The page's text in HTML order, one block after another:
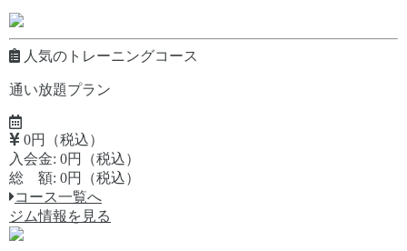
人気のトレーニングコース
通い放題プラン
0円（税込）
入会金: 0円（税込）
総 額: 0円（税込）
コース一覧へ
ジム情報を見る